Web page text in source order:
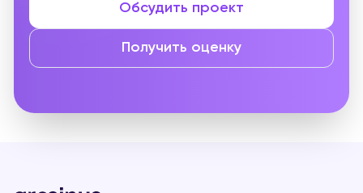
Обсудить проект
Получить оценку